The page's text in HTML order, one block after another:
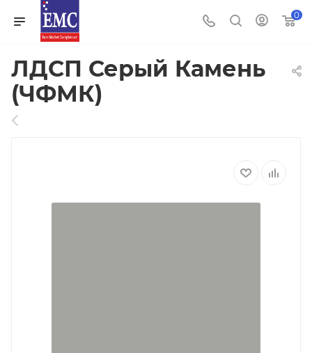
0
ЛДСП Серый Камень
(ЧФМК)